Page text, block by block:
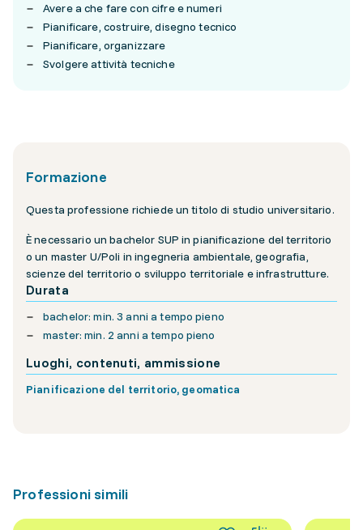
Avere a che fare con cifre e numeri
Pianificare, costruire, disegno tecnico
Pianificare, organizzare
Svolgere attività tecniche
Formazione
Questa professione richiede un titolo di studio universitario.
È necessario un bachelor SUP in pianificazione del territorio
o un master U/Poli in ingegneria ambientale, geografia,
scienze del territorio o sviluppo territoriale e infrastrutture.
Durata
bachelor: min. 3 anni a tempo pieno
master: min. 2 anni a tempo pieno
Luoghi, contenuti, ammissione
Pianificazione del territorio, geomatica
Professioni simili